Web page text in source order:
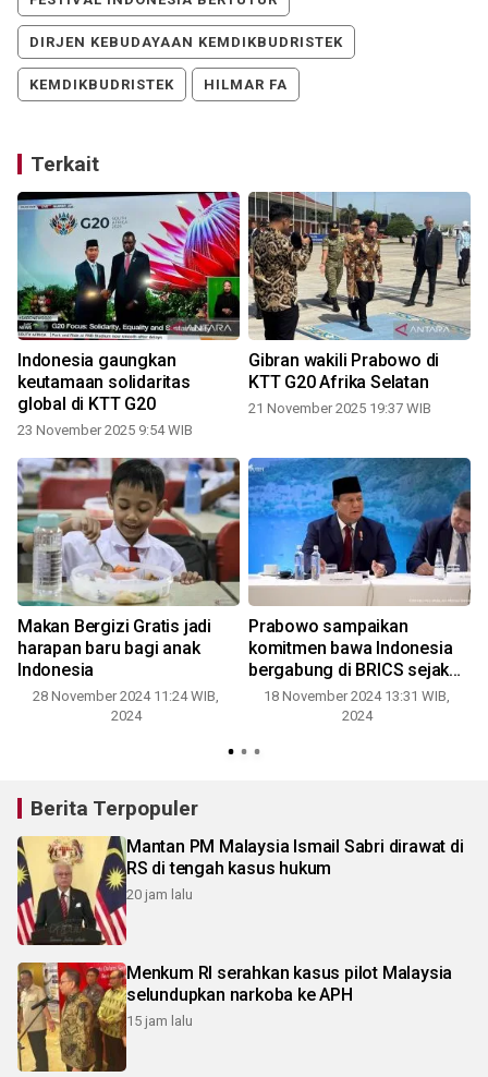
DIRJEN KEBUDAYAAN KEMDIKBUDRISTEK
KEMDIKBUDRISTEK HILMAR FA
Terkait
Indonesia gaungkan
keutamaan solidaritas
global di KTT G20
23 November 2025 9:54 WIB
Gibran wakili Prabowo di
KTT G20 Afrika Selatan
21 November 2025 19:37 WIB
Makan Bergizi Gratis jadi
harapan baru bagi anak
Indonesia
28 November 2024 11:24 WIB,
2024
Prabowo sampaikan
komitmen bawa Indonesia
bergabung di BRICS sejak
2014
18 November 2024 13:31 WIB,
2024
Berita Terpopuler
Mantan PM Malaysia Ismail Sabri dirawat di
RS di tengah kasus hukum
20 jam lalu
Menkum RI serahkan kasus pilot Malaysia
selundupkan narkoba ke APH
15 jam lalu